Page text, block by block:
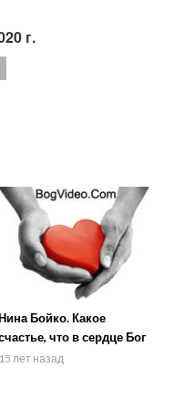
г.
Бойко. Какое
что в сердце Бог
живет!
15 лет назад